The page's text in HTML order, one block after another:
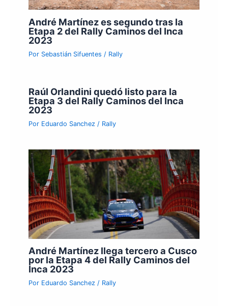
André Martínez es segundo tras la
Etapa 2 del Rally Caminos del Inca
2023
Por Sebastián Sifuentes/ Rally
Raúl Orlandini quedó listo para la
Etapa 3 del Rally Caminos del Inca
2023
Por Eduardo Sanchez/ Rally
André Martínez llega tercero a Cusco
por la Etapa 4 del Rally Caminos del
Inca 2023
Por Eduardo Sanchez/ Rally